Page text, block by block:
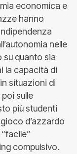
economica e
hanno
nelle
su quanto sia
la capacità di
situazioni di
sulle
più studenti
d’azzardo
compulsivo.